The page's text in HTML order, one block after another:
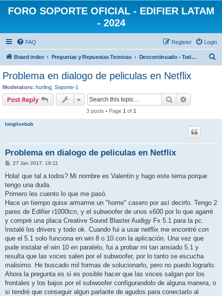
FORO SOPORTE OFICIAL - EDIFIER LATAM
- 2024
FAQ Login
Register
Board index Preguntas y Repuestas Tecnicas Descontinuado - Todas las categorias
Problema en dialogo de peliculas en Netflix
Moderators: hurling Soporte-1
Post Reply Search
3 posts • Page 1 of 1
longlivebob
Problema en dialogo de peliculas en Netflix
P
s
27 Jan 2017, 19:11
Hola! que tal a todos? Mi nombre es Valentin y hago este tema porque
tengo una duda.
Primero les cuento lo que me pasó.
Hace un tiempo quise armarme un "home" casero por así decirlo. Tengo 2
pares de Edifier r1000tcn, y el subwoofer de unos x600 por lo que agarré
y compré una placa Creative Sound Blaster Audigy Fx 5.1 para la pc.
Instalé los drivers y todo ok. Cuando fui a usar netflix me encontré con
que el 5.1 solo funciona en win 8 o 10 con la aplicación. Una vez que
pude instalar el win 10 en paralelo, fui a probar mi tan ansiado 5.1 y
resulta que las voces salen por el subwoofer, por lo tanto se escucha
malisimo. He buscado mil formas de solucionarlo, pero no puedo lograrlo.
Ahora la pregunta es si es posible hacer que las voces salgan por los
frontales y los bajos por el subwoofer configurandolo de alguna manera, o
si tendré que conseguir algun parlante de agudos para conectarlo al